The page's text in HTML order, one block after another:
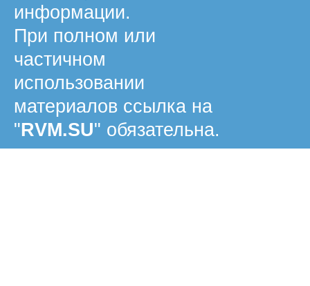
информации.
При полном или
частичном
использовании
материалов ссылка на
"RVM.SU" обязательна.